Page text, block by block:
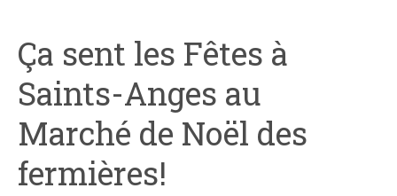
Ça sent les Fêtes à
Saints-Anges au
Marché de Noël des
fermières!